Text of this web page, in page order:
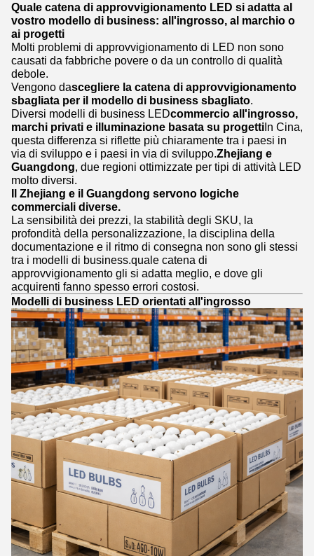
Quale catena di approvvigionamento LED si adatta al
vostro modello di business: all'ingrosso, al marchio o
ai progetti
Molti problemi di approvvigionamento di LED non sono
causati da fabbriche povere o da un controllo di qualità
debole.
Vengono dascegliere la catena di approvvigionamento
sbagliata per il modello di business sbagliato.
Diversi modelli di business LEDcommercio all'ingrosso,
marchi privati e illuminazione basata su progettiIn Cina,
questa differenza si riflette più chiaramente tra i paesi in
via di sviluppo e i paesi in via di sviluppo.Zhejiang e
Guangdong, due regioni ottimizzate per tipi di attività LED
molto diversi.
Il Zhejiang e il Guangdong servono logiche
commerciali diverse.
La sensibilità dei prezzi, la stabilità degli SKU, la
profondità della personalizzazione, la disciplina della
documentazione e il ritmo di consegna non sono gli stessi
tra i modelli di business.quale catena di
approvvigionamento gli si adatta meglio, e dove gli
acquirenti fanno spesso errori costosi.
Modelli di business LED orientati all'ingrosso